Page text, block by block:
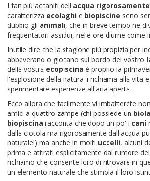
I fan più accaniti dell'acqua
caratterizza ecolaghi e biopiscine sono
dubbio gli animali, che in breve tempo ne
frequentatori assidui, nelle ore diurne come
Inutile dire che la stagione più propizia per
abbeverano o giocano sul bordo del vostro
della vostra ecopiscina è proprio la
l'esplosione della natura li richiama alla vita
sperimentare esperienze all'aria aperta.
Ecco allora che facilmente vi imbatterete
amici a quattro zampe (chi possiede un
biopiscina racconta che dopo un po' i cani
dalla ciotola ma rigorosamente dall'acqua
naturale!) ma anche in molti uccelli, alcuni
prima e attirati esplicitamente dal rumore
richiamo che consente loro di ritrovare in
un elemento naturale che stimola il loro